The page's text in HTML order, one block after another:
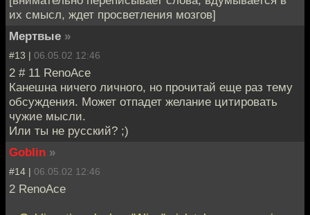
их смысл, ждет просветления мозгов]
Мертвые »
#13 | 06.05.02 12:46
2 # 11 RenoAce
Канешна ничего личного, но прочитай еще раз тему
обсуждения. Может отпадет желание цитировать
чужие мысли.
Или ты не русский? ;)
Goblin »
#14 | 06.05.02 12:46
2 RenoAce